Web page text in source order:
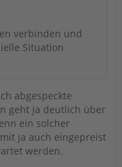
verbinden und
Situation
abgespeckte
geht ja deutlich über
ein solcher
ja auch eingepreist
werden.